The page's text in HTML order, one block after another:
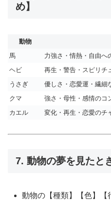
め】
動物
馬
力強さ・情熱・自由へ
ヘビ
再生・警告・スピリチ
うさぎ
優しさ・恋愛運・繊細
クマ
強さ・母性・感情のコ
カエル
変化・再生・恋愛のチ
7. 動物の夢を見たと
動物の【種類】【色】【